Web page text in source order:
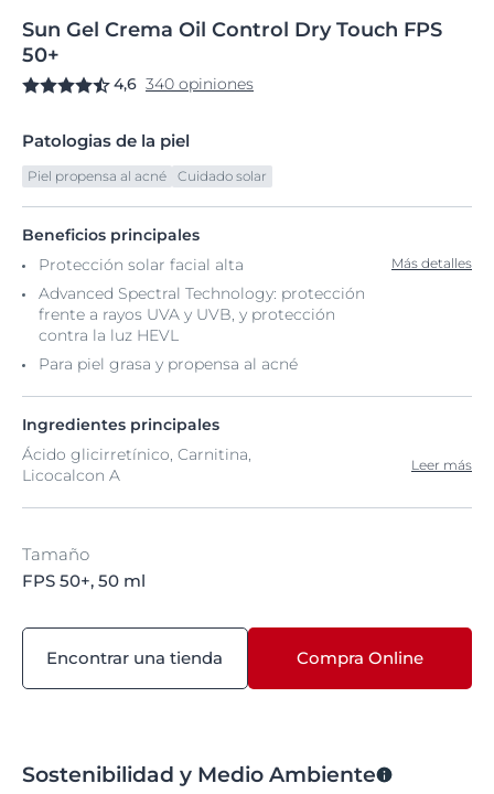
Sun Gel Crema Oil Control Dry Touch FPS
50+
4,6 340 opiniones
Patologias de la piel
Piel propensa al acné Cuidado solar
Beneficios principales
Protección solar facial alta
Advanced Spectral Technology: protección
frente a rayos UVA y UVB, y protección
contra la luz HEVL
Para piel grasa y propensa al acné
Más detalles
Ingredientes principales
Ácido glicirretínico, Carnitina,
Licocalcon A
Leer más
Tamaño
FPS 50+, 50 ml
Encontrar una tienda Compra Online
Sostenibilidad y Medio Ambiente